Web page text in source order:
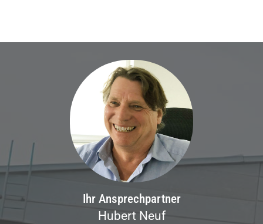
Ihr Ansprechpartner
Hubert Neuf